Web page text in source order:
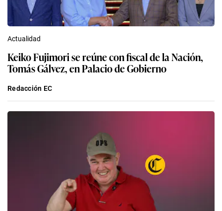
Actualidad
Keiko Fujimori se reúne con fiscal de la Nación,
Tomás Gálvez, en Palacio de Gobierno
Redacción EC